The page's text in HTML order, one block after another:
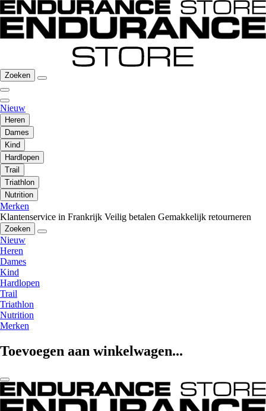
Zoeken
Nieuw
Heren
Dames
Kind
Hardlopen
Trail
Triathlon
Nutrition
Merken
Klantenservice in Frankrijk Veilig betalen Gemakkelijk retourneren
Zoeken
Nieuw
Heren
Dames
Kind
Hardlopen
Trail
Triathlon
Nutrition
Merken
Toevoegen aan winkelwagen...